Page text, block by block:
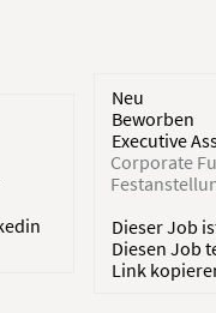
Neu
Beworben
Executive
Corporate
Dieser Job
Diesen Job
Link